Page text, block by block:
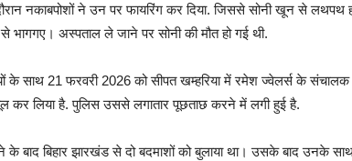
नकाबपोशों ने उन पर फायरिंग कर दिया. जिससे सोनी खून से लथपथ
अस्पताल ले जाने पर सोनी की मौत हो गई थी.
साथ 21 फरवरी 2026 को सीपत खम्हरिया में रमेश ज्वेलर्स के संचालक
कर लिया है. पुलिस उससे लगातार पूछताछ करने में लगी हुई है.
के बाद बिहार झारखंड से दो बदमाशों को बुलाया था। उसके बाद उनके